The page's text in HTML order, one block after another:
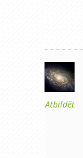
Atbildēt